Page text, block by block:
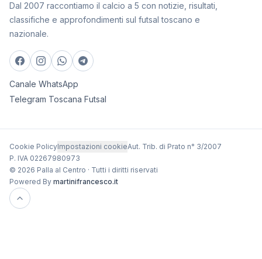
Dal 2007 raccontiamo il calcio a 5 con notizie, risultati,
classifiche e approfondimenti sul futsal toscano e
nazionale.
Canale WhatsApp
Telegram Toscana Futsal
Cookie PolicyImpostazioni cookieAut. Trib. di Prato n° 3/2007
P. IVA 02267980973
© 2026 Palla al Centro · Tutti i diritti riservati
Powered By martinifrancesco.it